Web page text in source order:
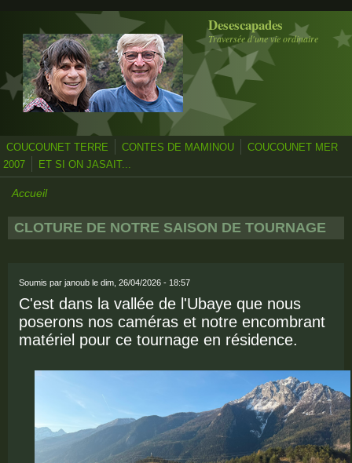
Aller au contenu principal Desescapades
Traversée d'une vie ordinaire
COUCOUNET TERRE CONTES DE MAMINOU
COUCOUNET MER
2007
ET SI ON JASAIT...
Accueil
CLOTURE DE NOTRE SAISON DE TOURNAGE
Soumis par janoub le dim, 26/04/2026 - 18:57
C'est dans la vallée de l'Ubaye que nous
poserons nos caméras et notre encombrant
matériel pour ce tournage en résidence.